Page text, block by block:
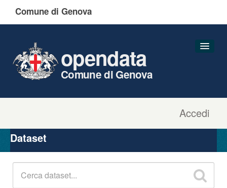
Comune di Genova
Accedi
opendata
Comune di Genova
Organizzazioni
Gruppi
Dataset